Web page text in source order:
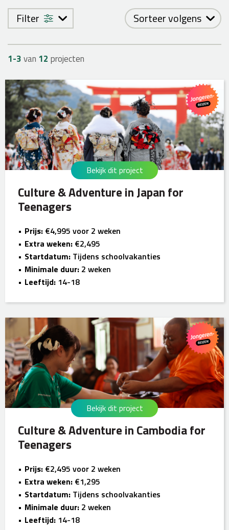
Filter Sorteer volgens
1-3van 12 projecten
Culture & Adventure in Japan for
Teenagers
Bekijk dit project
Prijs: €4,995 voor 2 weken
Extra weken: €2,495
Startdatum: Tijdens schoolvakanties
Minimale duur: 2 weken
Leeftijd: 14-18
Culture & Adventure in Cambodia for
Teenagers
Bekijk dit project
Prijs: €2,495 voor 2 weken
Extra weken: €1,295
Startdatum: Tijdens schoolvakanties
Minimale duur: 2 weken
Leeftijd: 14-18